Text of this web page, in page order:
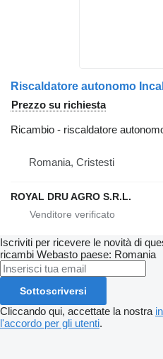
Prezzo su richiesta
Ricambio - riscaldatore
Romania, Cristesti
ROYAL DRU AGRO S.R.L.
Iscriviti per ricevere le novità di
ricambi Webasto paese: Romania
Sottoscriversi
Cliccando qui, accettate la nostra
l'accordo per gli utenti.